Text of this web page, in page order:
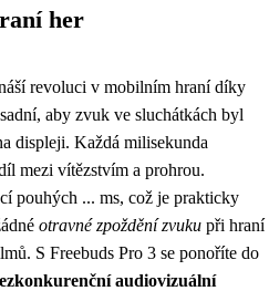
her
revoluci v mobilním hraní díky
aby zvuk ve sluchátkách byl
displeji. Každá milisekunda
mezi vítězstvím a prohrou.
pouhých ... ms, což je prakticky
otravné zpoždění zvuku při hraní
S Freebuds Pro 3 se ponoříte do
audiovizuální